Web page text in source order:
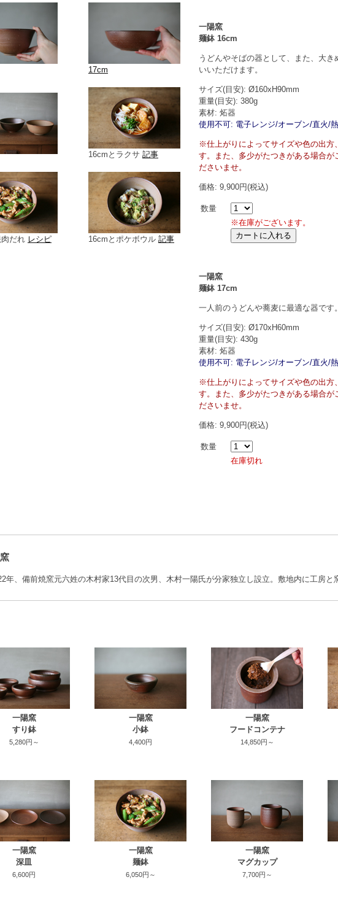
17cm
16cmとラクサ 記事
だれ レシピ 16cmとポケボウル 記事
一陽窯
麺鉢 16cm
うどんやそばの器として、また、大
いいただけます。
サイズ(目安): Ø160xH90mm
重量(目安): 380g
素材: 炻器
使用不可: 電子レンジ/オーブン/直火/
※仕上がりによってサイズや色の出方
す。また、多少がたつきがある場合が
ださいませ。
価格: 9,900円(税込)
数量
※在庫がございます。
一陽窯
麺鉢 17cm
一人前のうどんや蕎麦に最適な器です。
サイズ(目安): Ø170xH60mm
重量(目安): 430g
素材: 炻器
使用不可: 電子レンジ/オーブン/直火/
※仕上がりによってサイズや色の出方
す。また、多少がたつきがある場合が
ださいませ。
価格: 9,900円(税込)
数量
在庫切れ
年、備前焼窯元六姓の木村家13代目の次男、木村一陽氏が分家独立し設立。敷地内に工房と
一陽窯
すり鉢
5,280円～
一陽窯
小鉢
4,400円
一陽窯
フードコンテナ
14,850円～
一陽窯
深皿
6,600円
一陽窯
麺鉢
6,050円～
一陽窯
マグカップ
7,700円～